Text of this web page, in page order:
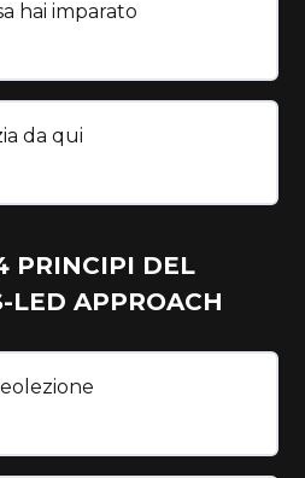
hai imparato
da qui
PRINCIPI DEL
LED APPROACH